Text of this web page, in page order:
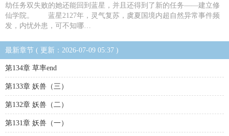
劫任务双失败的她还能回到蓝星，并且还得到了新的任务——建立修
仙学院。 蓝星2127年，灵气复苏，虞夏国境内超自然异常事件频
发，内忧外患，可不知哪…
最新章节 ( 更新：2026-07-09 05:37 )
第134章 草率end
第133章 妖兽（三）
第132章 妖兽（二）
第131章 妖兽（一）